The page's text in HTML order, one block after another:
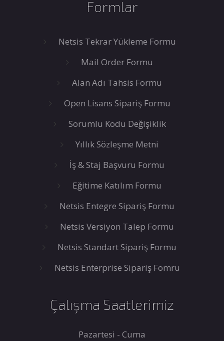
Formlar
Netsis Tekrar Yükleme Formu
Mail Order Formu
Alan Adı Tahsis Formu
Open Lisans Sipariş Formu
Sorumlu Kodu Değişiklik
Yıllık Sözleşme Metni
İş & Staj Başvuru Formu
Eğitime Katılım Formu
Netsis Entegre Sipariş Formu
Netsis Versiyon Talep Formu
Netsis Standart Sipariş Formu
Netsis Enterprise Sipariş Fomru
Çalışma Saatlerimiz
Pazartesi - Cuma